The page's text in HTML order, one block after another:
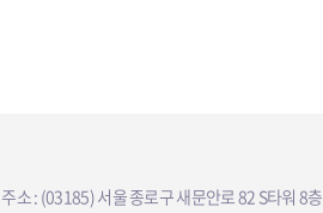
주소 : (03185) 서울 종로구 새문안로 82 S타워 8층